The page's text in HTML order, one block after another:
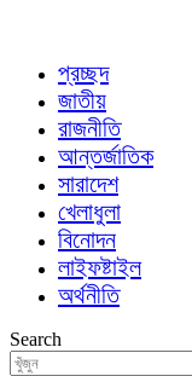
প্রচ্ছদ
জাতীয়
রাজনীতি
আন্তর্জাতিক
সারাদেশ
খেলাধুলা
বিনোদন
লাইফষ্টাইল
অর্থনীতি
Search